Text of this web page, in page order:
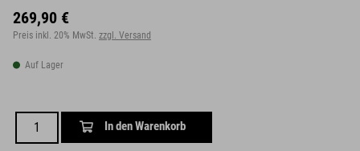
269,90 €
Preis inkl. 20% MwSt. zzgl. Versand
Auf Lager
In den Warenkorb